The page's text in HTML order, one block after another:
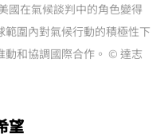
國在氣候談判中的角色變得
圍內對氣候行動的積極性下
動和協調國際合作。 © 達志
望